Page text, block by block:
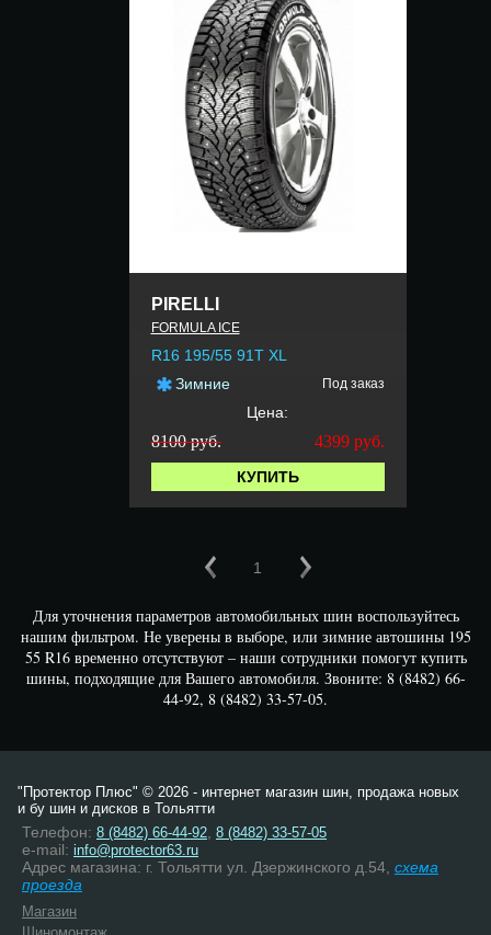
PIRELLI
FORMULA ICE
R16 195/55 91T XL
Зимние
Под заказ
Цена:
8100 руб. 4399 руб.
КУПИТЬ
1
Для уточнения параметров автомобильных шин воспользуйтесь
нашим фильтром. Не уверены в выборе, или зимние автошины 195
55 R16 временно отсутствуют – наши сотрудники помогут купить
шины, подходящие для Вашего автомобиля. Звоните: 8 (8482) 66-
44-92, 8 (8482) 33-57-05.
"Протектор Плюс" © 2026 - интернет магазин шин, продажа новых
и бу шин и дисков в Тольятти
Телефон: 8 (8482) 66-44-92 8 (8482) 33-57-05
e-mail: info@protector63.ru
Адрес магазина: г. Тольятти ул. Дзержинского д.54, схема
проезда
Магазин